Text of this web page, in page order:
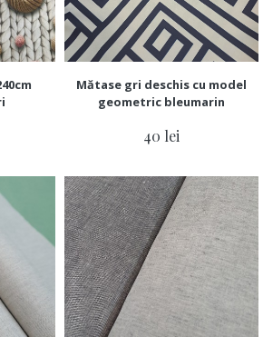
Mătase gri deschis cu model
geometric bleumarin
40 lei